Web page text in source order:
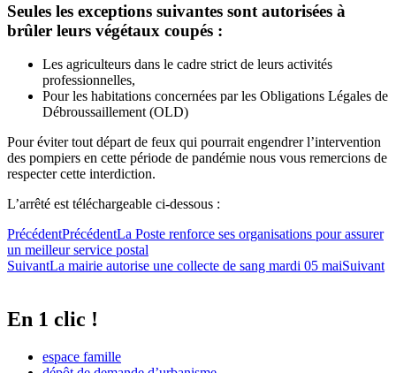
Seules les exceptions suivantes sont autorisées à
brûler leurs végétaux coupés :
Les agriculteurs dans le cadre strict de leurs activités
professionnelles,
Pour les habitations concernées par les Obligations Légales de
Débroussaillement (OLD)
Pour éviter tout départ de feux qui pourrait engendrer l’intervention
des pompiers en cette période de pandémie nous vous remercions de
respecter cette interdiction.
L’arrêté est téléchargeable ci-dessous :
PrécédentPrécédentLa Poste renforce ses organisations pour assurer
un meilleur service postal
SuivantLa mairie autorise une collecte de sang mardi 05 maiSuivant
En 1 clic !
espace famille